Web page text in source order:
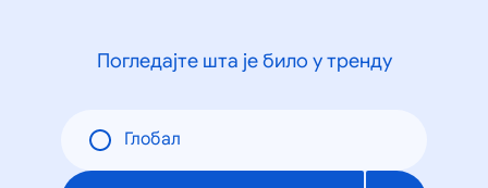
Погледајте шта је било у тренду
Глобал